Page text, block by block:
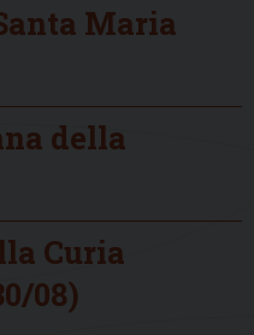
Maria
della
Curia
08)